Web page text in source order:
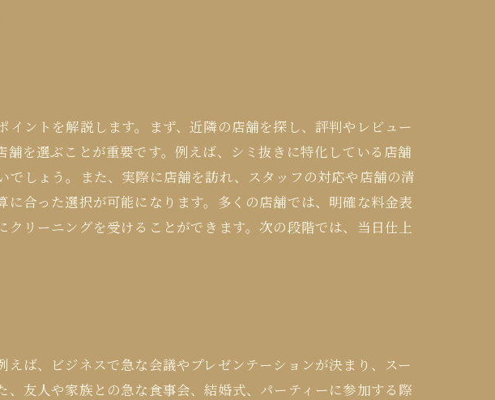
ントを解説します。まず、近隣の店舗を探し、評判やレビュー
を選ぶことが重要です。例えば、シミ抜きに特化している店舗
しょう。また、実際に店舗を訪れ、スタッフの対応や店舗の清
合った選択が可能になります。多くの店舗では、明確な料金表
リーニングを受けることができます。次の段階では、当日仕上
ば、ビジネスで急な会議やプレゼンテーションが決まり、スー
友人や家族との急な食事会、結婚式、パーティーに参加する際